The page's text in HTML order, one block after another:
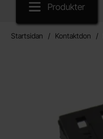
Produkter
Startsidan Kontaktdon